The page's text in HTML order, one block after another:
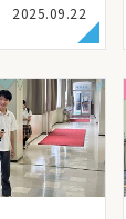
2025.09.22